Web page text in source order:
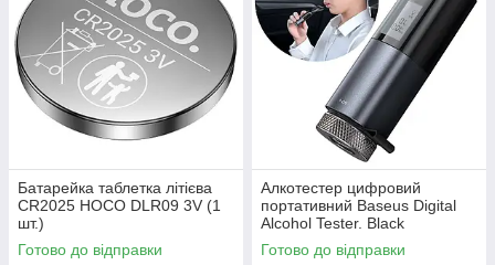
Батарейка таблетка літієва
CR2025 HOCO DLR09 3V (1
шт.)
Готово до відправки
Алкотестер цифровий
портативний Baseus Digital
Alcohol Tester. Black
Готово до відправки